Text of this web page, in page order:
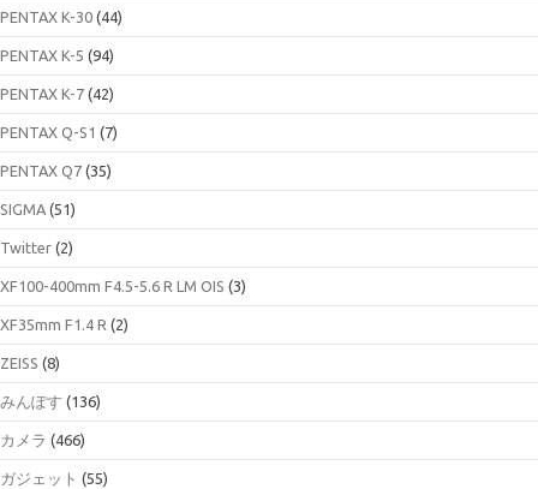
PENTAX K-30 (44)
PENTAX K-5 (94)
PENTAX K-7 (42)
PENTAX Q-S1 (7)
PENTAX Q7 (35)
SIGMA (51)
Twitter (2)
XF100-400mm F4.5-5.6 R LM OIS (3)
XF35mm F1.4 R (2)
ZEISS (8)
みんぽす (136)
カメラ (466)
ガジェット (55)